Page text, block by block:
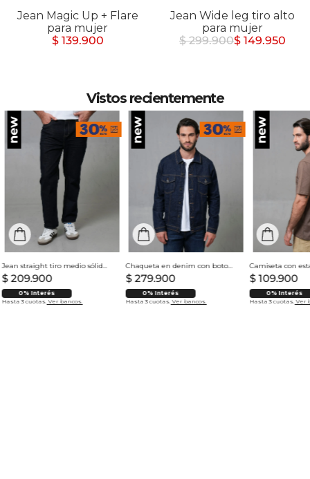
Jean Magic Up + Flare
para mujer
$ 139.900
Jean Wide leg tiro alto
para mujer
$ 299.900$ 149.950
Vistos recientemente
Jean straight tiro medio sólido para hombre
$ 209.900
0% Interés
Hasta 3 cuotas. Ver bancos.
Chaqueta en denim con botones para hombre
$ 279.900
0% Interés
Hasta 3 cuotas. Ver bancos.
$ 109.900
0% Interés
Hasta 3 cuotas. Ver